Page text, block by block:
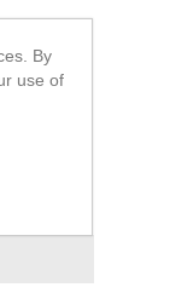
from
By
use of